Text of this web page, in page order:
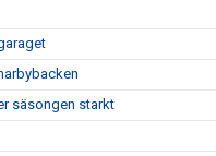
säsongen starkt